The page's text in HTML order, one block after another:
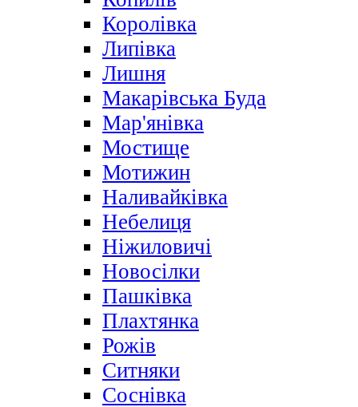
Королівка
Липівка
Лишня
Макарівська Буда
Мар'янівка
Мостище
Мотижин
Наливайківка
Небелиця
Ніжиловичі
Новосілки
Пашківка
Плахтянка
Рожів
Ситняки
Соснівка